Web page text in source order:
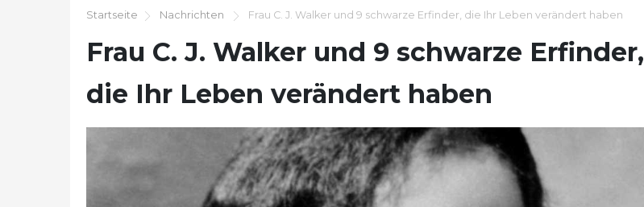
Startseite Nachrichten Frau C. J. Walker und 9 schwarze Erfinder, die Ihr Leben verändert haben
Frau C. J. Walker und 9 schwarze Erfinder,
die Ihr Leben verändert haben